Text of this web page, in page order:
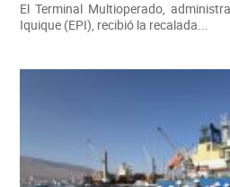
El Terminal Multioperado,
Iquique (EPI), recibió la recalada...